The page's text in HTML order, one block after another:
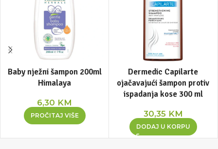
Baby nježni šampon 200ml
Himalaya
6,30 KM
PROČITAJ VIŠE
Dermedic Capilarte
ojačavajući šampon protiv
ispadanja kose 300 ml
30,35 KM
DODAJ U KORPU